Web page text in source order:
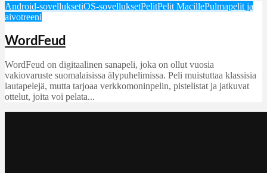
Android-sovelluksetiOS-sovelluksetPelitPelit MacillePulmapelit ja
aivotreeni
WordFeud
WordFeud on digitaalinen sanapeli, joka on ollut vuosia
vakiovaruste suomalaisissa älypuhelimissa. Peli muistuttaa klassisia
lautapelejä, mutta tarjoaa verkkomoninpelin, pistelistat ja jatkuvat
ottelut, joita voi pelata...